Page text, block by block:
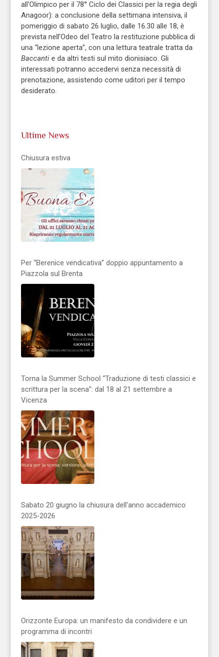
all’Olimpico per il 78° Ciclo dei Classici per la regia degli
Anagoor): a conclusione della settimana intensiva, il
pomeriggio di sabato 26 luglio, dalle 16.30 alle 18, è
prevista nell’Odeo del Teatro la restituzione pubblica di
una “lezione aperta”, con una lettura teatrale tratta da
Baccantie da altri testi sul mito dionisiaco. Gli
interessati potranno accedervi senza necessità di
prenotazione, assistendo come uditori per il tempo
desiderato.
Ultime News
Chiusura estiva
Per “Berenice vendicativa” doppio appuntamento a
Piazzola sul Brenta
Torna la Summer School “Traduzione di testi classici e
scrittura per la scena”: dal 18 al 21 settembre a
Vicenza
Sabato 20 giugno la chiusura dell’anno accademico
2025-2026
Orizzonte Europa: un manifesto da condividere e un
programma di incontri